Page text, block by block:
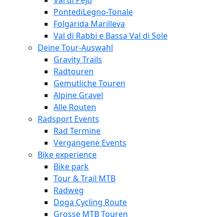
PontediLegno-Tonale
Folgarida Marilleva
Val di Rabbi e Bassa Val di Sole
Deine Tour-Auswahl
Gravity Trails
Radtouren
Gemutliche Touren
Alpine Gravel
Alle Routen
Radsport Events
Rad Termine
Vergangene Events
Bike experience
Bike park
Tour & Trail MTB
Radweg
Doga Cycling Route
Grosse MTB Touren